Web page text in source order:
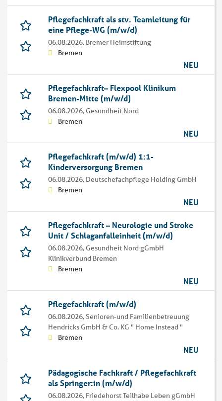
Pflegefachkraft als stv. Teamleitung für
eine Pflege-WG (m/w/d)
06.08.2026, Bremer Heimstiftung
Bremen
NEU
Pflegefachkraft– Flexpool Klinikum
Bremen-Mitte (m/w/d)
06.08.2026, Gesundheit Nord
Bremen
NEU
Pflegefachkraft (m/w/d) 1:1-
Kinderversorgung Bremen
06.08.2026, Deutschefachpflege Holding GmbH
Bremen
NEU
Pflegefachkraft – Neurologie und Stroke
Unit / Schlaganfalleinheit (m/w/d)
06.08.2026, Gesundheit Nord gGmbH
Klinikverbund Bremen
Bremen
NEU
Pflegefachkraft (m/w/d)
06.08.2026,Senioren-und Familienbetreuung
Hendricks GmbH & Co. KG " Home Instead "
Bremen
NEU
Pädagogische Fachkraft / Pflegefachkraft
als Springer:in (m/w/d)
06.08.2026, Friedehorst Teilhabe Leben gGmbH